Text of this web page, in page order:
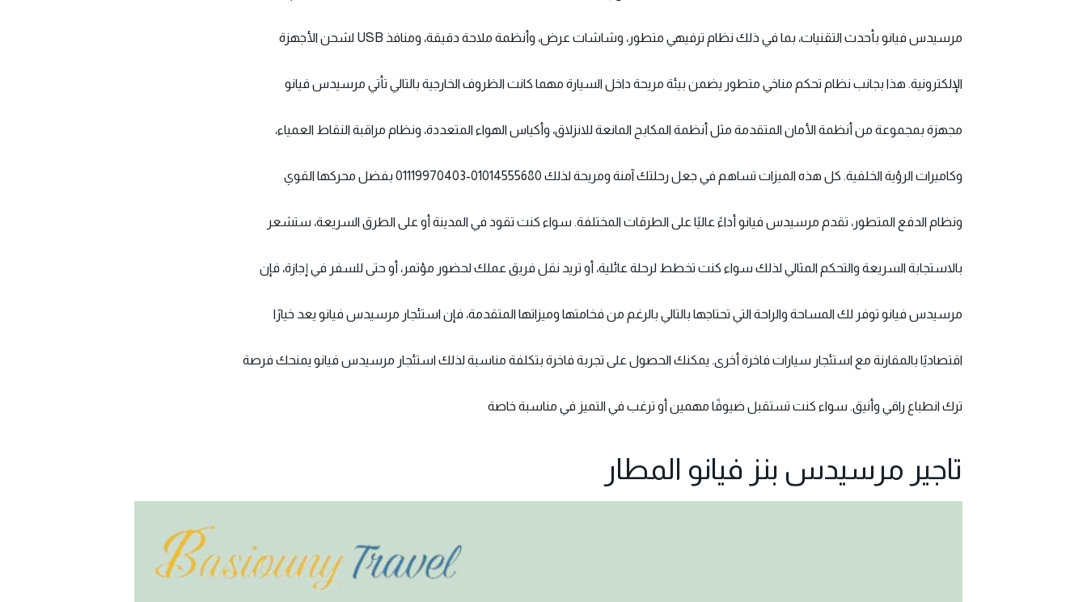
مرسيدس فيانو بأحدث التقنيات، بما في ذلك نظام ترفيهي متطور، وشاشات عرض، وأنظمة ملاحة دقيقة، ومنافذ USB لشحن الأجهزة
الإلكترونية. هذا بجانب نظام تحكم مناخي متطور يضمن بيئة مريحة داخل السيارة مهما كانت الظروف الخارجية بالتالي تأتي مرسيدس فيانو
مجهزة بمجموعة من أنظمة الأمان المتقدمة مثل أنظمة المكابح المانعة للانزلاق، وأكياس الهواء المتعددة، ونظام مراقبة النقاط العمياء،
وكاميرات الرؤية الخلفية. كل هذه الميزات تساهم في جعل رحلتك آمنة ومريحة لذلك 01014555680-01119970403 بفضل محركها القوي
ونظام الدفع المتطور، تقدم مرسيدس فيانو أداءً عاليًا على الطرقات المختلفة. سواء كنت تقود في المدينة أو على الطرق السريعة، ستشعر
بالاستجابة السريعة والتحكم المثالي لذلك سواء كنت تخطط لرحلة عائلية، أو تريد نقل فريق عملك لحضور مؤتمر، أو حتى للسفر في إجازة، فإن
مرسيدس فيانو توفر لك المساحة والراحة التي تحتاجها بالتالي بالرغم من فخامتها وميزاتها المتقدمة، فإن استئجار مرسيدس فيانو يعد خيارًا
اقتصاديًا بالمقارنة مع استئجار سيارات فاخرة أخرى. يمكنك الحصول على تجربة فاخرة بتكلفة مناسبة لذلك استئجار مرسيدس فيانو يمنحك فرصة
ترك انطباع راقي وأنيق. سواء كنت تستقبل ضيوفًا مهمين أو ترغب في التميز في مناسبة خاصة
تاجير مرسيدس بنز فيانو المطار